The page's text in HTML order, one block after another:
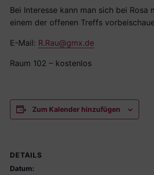
Bei Interesse kann man sich bei Rosa
einem der offenen Treffs
E-Mail: R.Rau@gmx.de
Raum 102 – kostenlos
Zum Kalender hinzufügen
DETAILS
Datum: